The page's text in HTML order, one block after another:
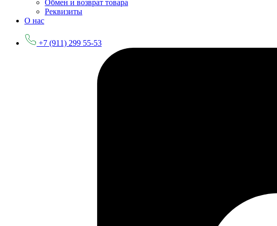
Обмен и возврат товара
Реквизиты
О нас
+7 (911) 299 55-53